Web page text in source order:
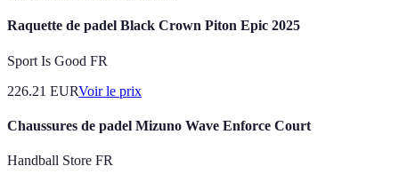
Raquette de padel Black Crown Piton Epic 2025
Sport Is Good FR
226.21 EURVoir le prix
Chaussures de padel Mizuno Wave Enforce Court
Handball Store FR